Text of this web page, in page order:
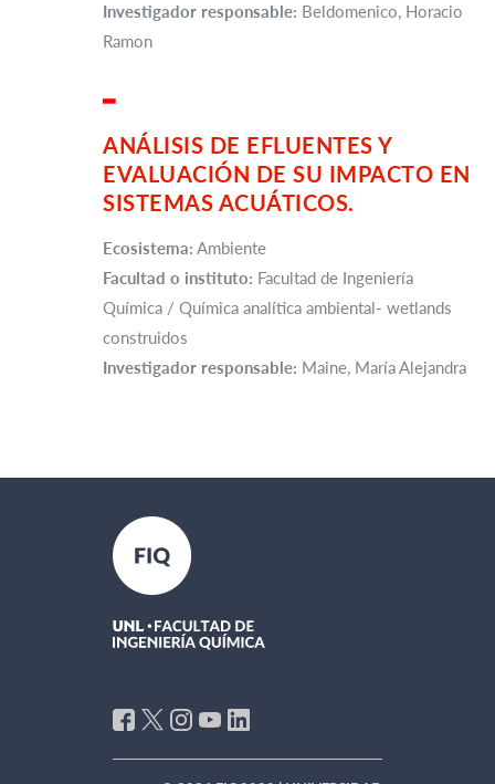
Investigador responsable: Beldomenico, Horacio
Ramon
ANÁLISIS DE EFLUENTES Y
EVALUACIÓN DE SU IMPACTO EN
SISTEMAS ACUÁTICOS.
Ecosistema: Ambiente
Facultad o instituto: Facultad de Ingeniería
Química / Química analítica ambiental- wetlands
construidos
Investigador responsable: Maine, María Alejandra